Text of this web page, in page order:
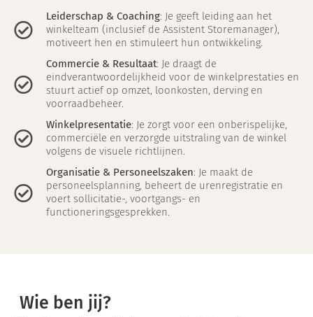
Leiderschap & Coaching: Je geeft leiding aan het
winkelteam (inclusief de Assistent Storemanager),
motiveert hen en stimuleert hun ontwikkeling.
Commercie & Resultaat: Je draagt de
eindverantwoordelijkheid voor de winkelprestaties en
stuurt actief op omzet, loonkosten, derving en
voorraadbeheer.
Winkelpresentatie: Je zorgt voor een onberispelijke,
commerciële en verzorgde uitstraling van de winkel
volgens de visuele richtlijnen.
Organisatie & Personeelszaken: Je maakt de
personeelsplanning, beheert de urenregistratie en
voert sollicitatie-, voortgangs- en
functioneringsgesprekken.
Wie ben jij?